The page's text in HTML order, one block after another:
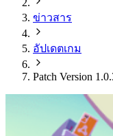
ข่าวสาร
อัปเดตเกม
Patch Version